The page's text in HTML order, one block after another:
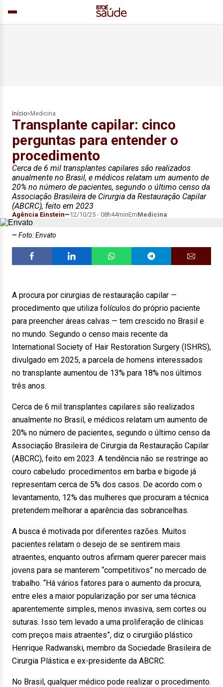
Início> Medicina
Transplante capilar: cinco
perguntas para entender o
procedimento
Cerca de 6 mil transplantes capilares são realizados
anualmente no Brasil, e médicos relatam um aumento de
20% no número de pacientes, segundo o último censo da
Associação Brasileira de Cirurgia da Restauração Capilar
(ABCRC), feito em 2023
Agência Einstein 12/10/25 - 08h44minEmMedicina
Foto: Envato
A procura por cirurgias de restauração capilar —
procedimento que utiliza folículos do próprio paciente
para preencher áreas calvas — tem crescido no Brasil e
no mundo. Segundo o censo mais recente da
International Society of Hair Restoration Surgery (ISHRS),
divulgado em 2025, a parcela de homens interessados
no transplante aumentou de 13% para 18% nos últimos
três anos.
Cerca de 6 mil transplantes capilares são realizados
anualmente no Brasil, e médicos relatam um aumento de
20% no número de pacientes, segundo o último censo da
Associação Brasileira de Cirurgia da Restauração Capilar
(ABCRC), feito em 2023. A tendência não se restringe ao
couro cabeludo: procedimentos em barba e bigode já
representam cerca de 5% dos casos. De acordo com o
levantamento, 12% das mulheres que procuram a técnica
pretendem melhorar a aparência das sobrancelhas.
A busca é motivada por diferentes razões. Muitos
pacientes relatam o desejo de se sentirem mais
atraentes, enquanto outros afirmam querer parecer mais
jovens para se manterem “competitivos” no mercado de
trabalho. “Há vários fatores para o aumento da procura,
entre eles a maior popularização por ser uma técnica
aparentemente simples, menos invasiva, sem cortes ou
suturas. Isso tem levado a uma proliferação de clínicas
com preços mais atraentes”, diz o cirurgião plástico
Henrique Radwanski, membro da Sociedade Brasileira de
Cirurgia Plástica e ex-presidente da ABCRC.
No Brasil, qualquer médico pode realizar o procedimento.